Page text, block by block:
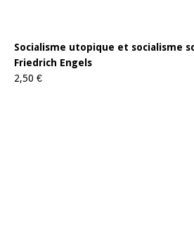
Socialisme utopique et socialisme
Friedrich Engels
2,50 €